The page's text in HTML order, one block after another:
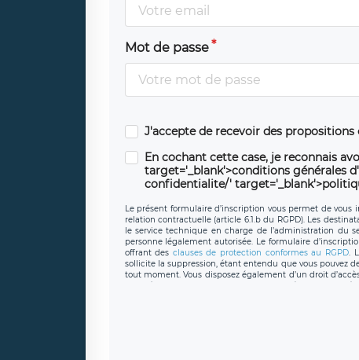
Mot de passe
J'accepte de recevoir des
En cochant cette case, je reconnais
target='_blank'>conditions générales
confidentialite/'
Le présent formulaire d’inscription vous permet de vous
relation contractuelle (article 6.1.b du RGPD). Les
le service technique en charge de l’administration du
personne légalement autorisée. Le formulaire
offrant des clauses de protection conformes au RGPD.
sollicite la suppression, étant entendu que vous pouvez
tout moment. Vous disposez également d’un droit
caractère personnel, ainsi que d’un droit à la portabilité
protection des données de LÉGAVOX qui exerce au
joignable à l’adresse mail :